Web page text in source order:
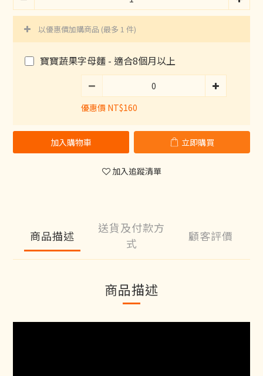
以優惠價加購商品 (最多 1 件)
寶寶蔬果字母麵 - 適合8個月以上
優惠價 NT$160
加入購物車 立即購買
加入追蹤清單
商品描述
送貨及付款方
式
顧客評價
商品描述